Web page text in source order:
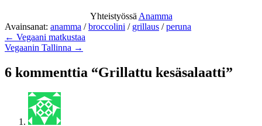
Yhteistyössä Anamma
Avainsanat: anamma /broccolini / grillaus /peruna
← Vegaani matkustaa
Vegaanin Tallinna →
6 kommenttia “Grillattu kesäsalaatti”